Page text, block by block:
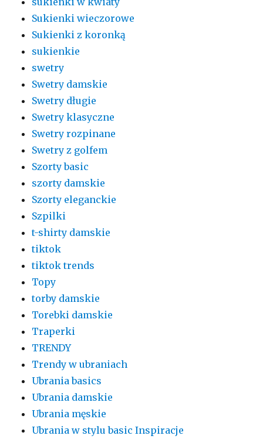
Sukienki wieczorowe
Sukienki z koronką
sukienkie
swetry
Swetry damskie
Swetry długie
Swetry klasyczne
Swetry rozpinane
Swetry z golfem
Szorty basic
szorty damskie
Szorty eleganckie
Szpilki
t-shirty damskie
tiktok
tiktok trends
Topy
torby damskie
Torebki damskie
Traperki
TRENDY
Trendy w ubraniach
Ubrania basics
Ubrania damskie
Ubrania męskie
Ubrania w stylu basic Inspiracje